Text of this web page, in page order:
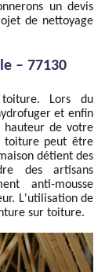
un devis
de nettoyage
– 77130
Lors du
et enfin
hauteur de votre
toiture peut être
détient des
des artisans
anti-mousse
L'utilisation de
sur toiture.